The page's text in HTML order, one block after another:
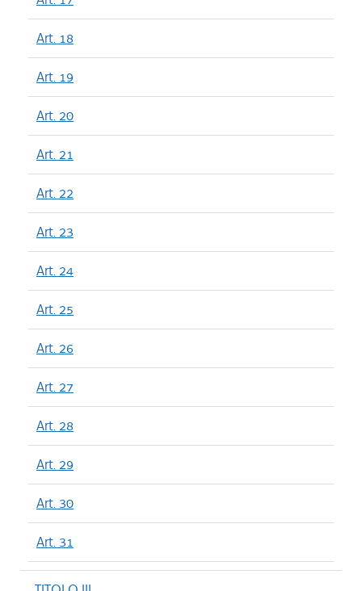
Art. 18
Art. 19
Art. 20
Art. 21
Art. 22
Art. 23
Art. 24
Art. 25
Art. 26
Art. 27
Art. 28
Art. 29
Art. 30
Art. 31